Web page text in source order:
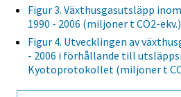
Figur 3. Växthusgasutsläpp
1990 - 2006 (miljoner t CO2-ekv.)
Figur 4. Utvecklingen av
- 2006 i förhållande till
Kyotoprotokollet (miljoner t